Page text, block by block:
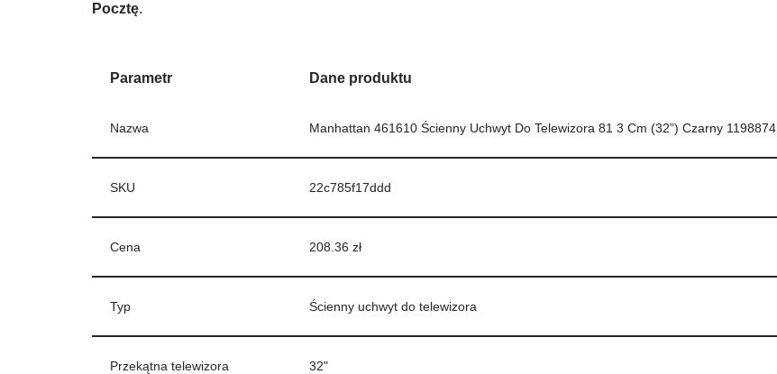
Pocztę.
Parametr Dane produktu
Nazwa Manhattan 461610 Ścienny Uchwyt Do Telewizora 81 3 Cm (32”) Czarny 1198874
SKU 22c785f17ddd
Cena 208.36 zł
Typ Ścienny uchwyt do telewizora
Przekątna telewizora 32"